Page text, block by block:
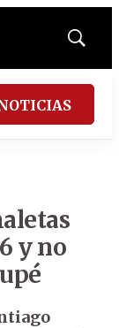
Mostrar
y no